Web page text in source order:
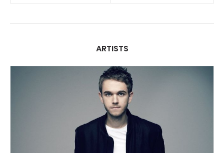
ARTISTS